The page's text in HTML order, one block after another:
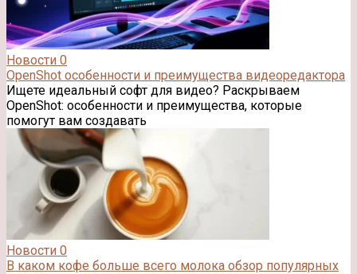
Новости 0
OpenShot особенности и преимущества видеоредактора
Ищете идеальный софт для видео? Раскрываем
OpenShot: особенности и преимущества, которые
помогут вам создавать
Новости 0
В каком кофе больше всего молока обзор популярных